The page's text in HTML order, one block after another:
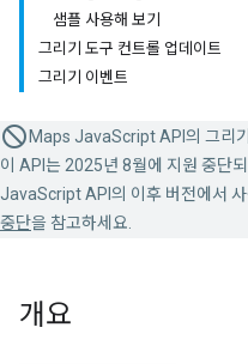
샘플 사용해 보기
그리기 도구 컨트롤 업데이트
그리기 이벤트
Maps JavaScript API의 그리
이 API는 2025년 8월에 지원 중단
JavaScript API의 이후 버전에서
중단을 참고하세요.
개요